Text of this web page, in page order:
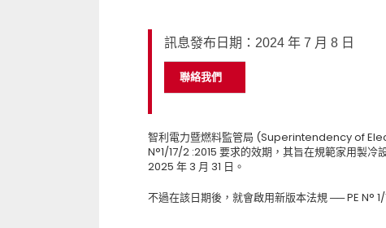
訊息發布日期：2024 年 7 月 8 日
聯絡我們
智利電力暨燃料監管局 (Superintendency of
N°1/17/2 :2015 要求的效期，其旨在規範家用製
2025 年 3 月 31 日。
不過在該日期後，就會啟用新版本法規 ── PE N°